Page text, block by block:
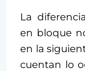
La
en bloque
en la
cuentan lo